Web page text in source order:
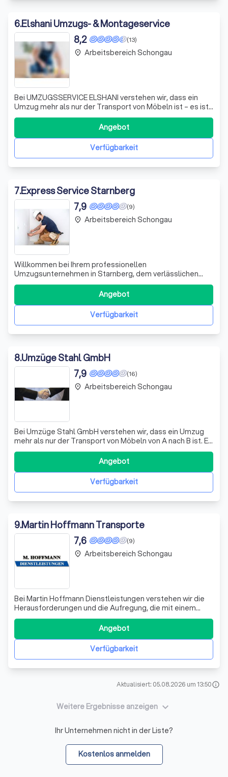
6.Elshani Umzugs- & Montageservice
(13)
8,2
Bei UMZUGSSERVICE ELSHANI verstehen wir, dass ein
Umzug mehr als nur der Transport von Möbeln ist – es ist
der Start in ein neues Kapitel Ihres Lebens. Deshalb
bieten wir Ihnen einen umfassenden Service, der von der
ersten Anfrage bis zum letzten Umzugskarton reicht.
Unser Team aus erfahrenen Profis
Verfügbarkeit
Angebot
place Arbeitsbereich Schongau
7.Express Service Starnberg
(9)
7,9
Willkommen bei Ihrem professionellen
Umzugsunternehmen in Starnberg, dem verlässlichen
Partner für alle Ihre Umzugsbedürfnisse. Unser
erfahrenes Team widmet sich mit Sorgfalt und
Fachkenntnis jedem Umzug, um Ihnen einen
reibungslosen und stressfreien Übergang in Ihr neues
Zuhause oder Büro zu ermögl
Verfügbarkeit
Angebot
place Arbeitsbereich Schongau
8.Umzüge Stahl GmbH
(16)
7,9
Bei Umzüge Stahl GmbH verstehen wir, dass ein Umzug
mehr als nur der Transport von Möbeln von A nach B ist. Es
geht um den Beginn eines neuen Kapitels in Ihrem Leben.
Deshalb bieten wir Ihnen einen umfassenden Service, der
auf Ihre individuellen Bedürfnisse zugeschnitten ist. Unser
erfahrenes Team k
Verfügbarkeit
Angebot
place Arbeitsbereich Schongau
9.Martin Hoffmann Transporte
(9)
7,6
Bei Martin Hoffmann Dienstleistungen verstehen wir die
Herausforderungen und die Aufregung, die mit einem
Umzug verbunden sind. Deshalb bieten wir Ihnen ein
umfassendes Portfolio an Umzugs- und
Montagedienstleistungen, das speziell darauf
ausgerichtet ist, Ihren Übergang so nahtlos wie möglich
Verfügbarkeit
Angebot
place Arbeitsbereich Schongau
Aktualisiert: 05.08.2026 um 13:50info
Weitere Ergebnisse anzeigen keyboard_arrow_down
Ihr Unternehmen nicht in der Liste?
Kostenlos anmelden